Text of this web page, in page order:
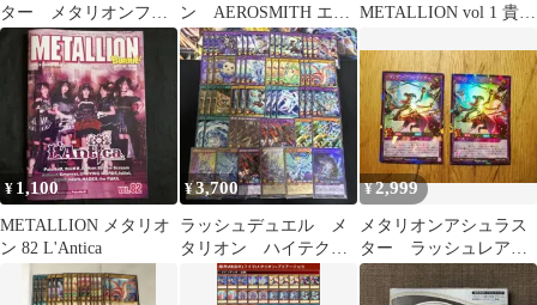
ター メタリオンフュ
ージョン他スーパー9
枚 ラッシュデュエル
ン AEROSMITH エア
ロスミス BURRN!
METALLION vol 1 貴重
無し）
¥ 1,100
METALLION メタリオ
ン 82 L'Antica
¥3,700
ラッシュデュエル メ
タリオン ハイテク
混合デッキパーツ ス
ター ドラゴン
¥2,999
メタリオンアシュラス
ター ラッシュレア 2
枚